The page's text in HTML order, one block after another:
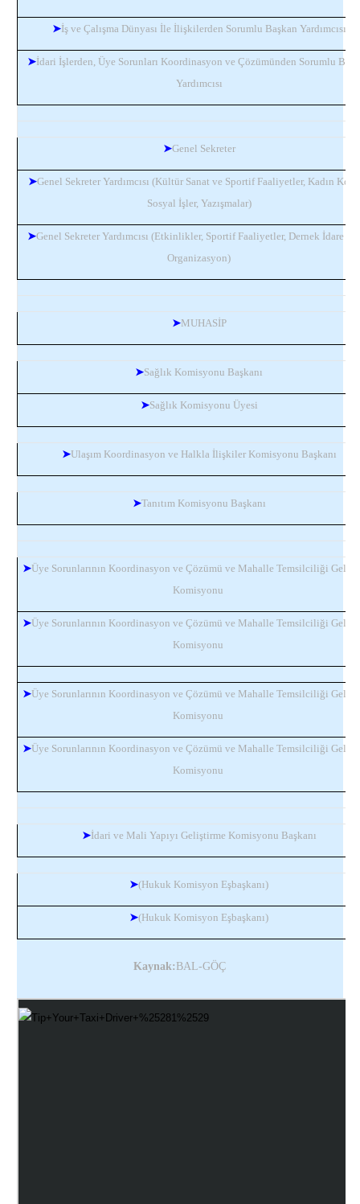
➤İş ve Çalışma Dünyası İle İlişkilerden Sorumlu Başkan Yardımcısı
➤İdari İşlerden, Üye Sorunları Koordinasyon ve Çözümünden Sorumlu
Yardımcısı
➤Genel Sekreter
➤Genel Sekreter Yardımcısı (Kültür Sanat ve Sportif Faaliyetler, Kadın
Sosyal İşler, Yazışmalar)
➤Genel Sekreter Yardımcısı (Etkinlikler, Sportif Faaliyetler, Dernek İdare
Organizasyon)
➤MUHASİP
➤Sağlık Komisyonu Başkanı
➤Sağlık Komisyonu Üyesi
➤Ulaşım Koordinasyon ve Halkla İlişkiler Komisyonu Başkanı
➤Tanıtım Komisyonu Başkanı
➤Üye Sorunlarının Koordinasyon ve Çözümü ve Mahalle Temsilciliği
Komisyonu
➤Üye Sorunlarının Koordinasyon ve Çözümü ve Mahalle Temsilciliği
Komisyonu
➤Üye Sorunlarının Koordinasyon ve Çözümü ve Mahalle Temsilciliği
Komisyonu
➤Üye Sorunlarının Koordinasyon ve Çözümü ve Mahalle Temsilciliği
Komisyonu
➤İdari ve Mali Yapıyı Geliştirme Komisyonu Başkanı
➤(Hukuk Komisyon Eşbaşkanı)
➤(Hukuk Komisyon Eşbaşkanı)
Kaynak: BAL-GÖÇ